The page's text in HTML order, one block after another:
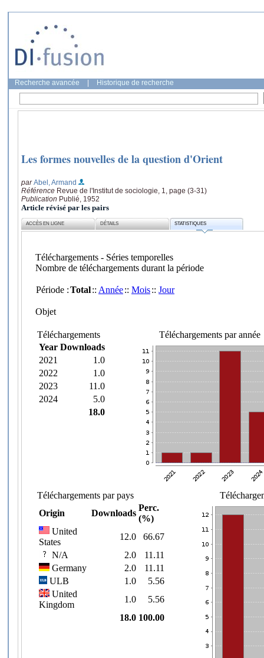
Recherche avancée Historique de recherche
Les formes nouvelles de la question d'Orient
parAbel, Armand
Référence Revue de l'Institut de sociologie, 1, page (3-31)
Publication Publié, 1952
Article révisé par les pairs
ACCÈS EN LIGNE DÉTAILS STATISTIQUES